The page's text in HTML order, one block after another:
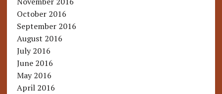
October 2016
September 2016
August 2016
July 2016
June 2016
May 2016
April 2016